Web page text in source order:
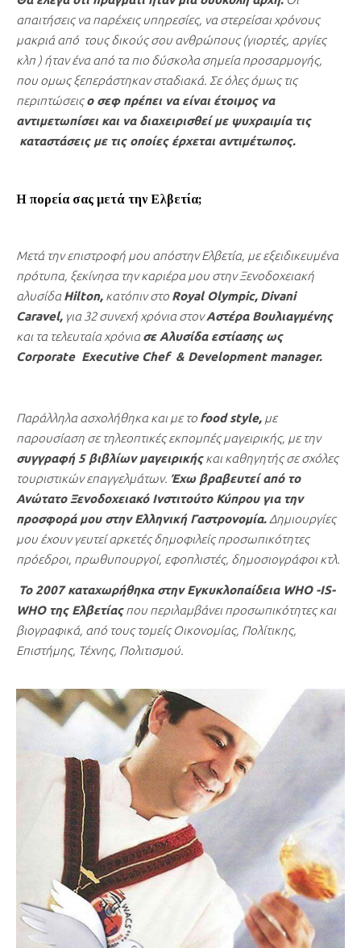
απαιτήσεις να παρέχεις υπηρεσίες, να στερείσαι χρόνους
μακριά από τους δικούς σου ανθρώπους (γιορτές, αργίες
κλπ ) ήταν ένα από τα πιο δύσκολα σημεία προσαρμογής,
που ομως ξεπεράστηκαν σταδιακά. Σε όλες όμως τις
περιπτώσειςο σεφ πρέπει να είναι έτοιμος να
αντιμετωπίσει και να διαχειρισθεί με ψυχραιμία τις
καταστάσεις με τις οποίες έρχεται αντιμέτωπος.
Η πορεία σας μετά την Ελβετία;
Μετά την επιστροφή μου απόστην Ελβετία, με εξειδικευμένα
πρότυπα, ξεκίνησα την καριέρα μου στην Ξενοδοχειακή
αλυσίδα Hilton, κατόπιν στο Royal Olympic, Divani
Caravel, για 32 συνεχή χρόνια στονΑστέρα Βουλιαγμένης
και τα τελευταία χρόνια σε Αλυσίδα εστίασης ως
Corporate Executive Chef & Development manager.
Παράλληλα ασχολήθηκα και με το food style, με
παρουσίαση σε τηλεοπτικές εκπομπές μαγειρικής, με την
συγγραφή 5 βιβλίων μαγειρικήςκαι καθηγητής σε σχόλες
τουριστικών επαγγελμάτων. Έχω βραβευτεί από το
Ανώτατο Ξενοδοχειακό Ινστιτούτο Κύπρου για την
προσφορά μου στην Ελληνική Γαστρονομία. Δημιουργίες
μου έχουν γευτεί αρκετές δημοφιλείς προσωπικότητες
πρόεδροι, πρωθυπουργοί, εφοπλιστές, δημοσιογράφοι κτλ.
Το 2007 καταχωρήθηκα στην Εγκυκλοπαίδεια WHO -IS-
WHO της Ελβετίαςπου περιλαμβάνει προσωπικότητες και
βιογραφικά, από τους τομείς Οικονομίας, Πολίτικης,
Επιστήμης, Τέχνης, Πολιτισμού.